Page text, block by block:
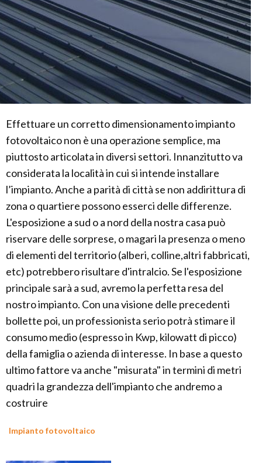
Effettuare un corretto dimensionamento impianto
fotovoltaico non è una operazione semplice, ma
piuttosto articolata in diversi settori. Innanzitutto va
considerata la località in cui si intende installare
l’impianto. Anche a parità di città se non addirittura di
zona o quartiere possono esserci delle differenze.
L'esposizione a sud o a nord della nostra casa può
riservare delle sorprese, o magari la presenza o meno
di elementi del territorio (alberi, colline,altri fabbricati,
etc) potrebbero risultare d'intralcio. Se l'esposizione
principale sarà a sud, avremo la perfetta resa del
nostro impianto. Con una visione delle precedenti
bollette poi, un professionista serio potrà stimare il
consumo medio (espresso in Kwp, kilowatt di picco)
della famiglia o azienda di interesse. In base a questo
ultimo fattore va anche "misurata" in termini di metri
quadri la grandezza dell'impianto che andremo a
costruire
Impianto fotovoltaico